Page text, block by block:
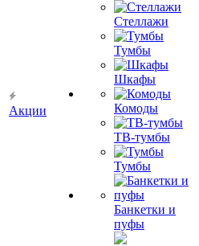
Акции
Стеллажи
Тумбы
Шкафы
Комоды
ТВ-тумбы
Тумбы
Банкетки и
пуфы